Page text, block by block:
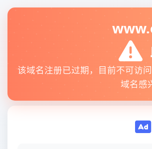
该域名注册已过期，目前不可访
域名感